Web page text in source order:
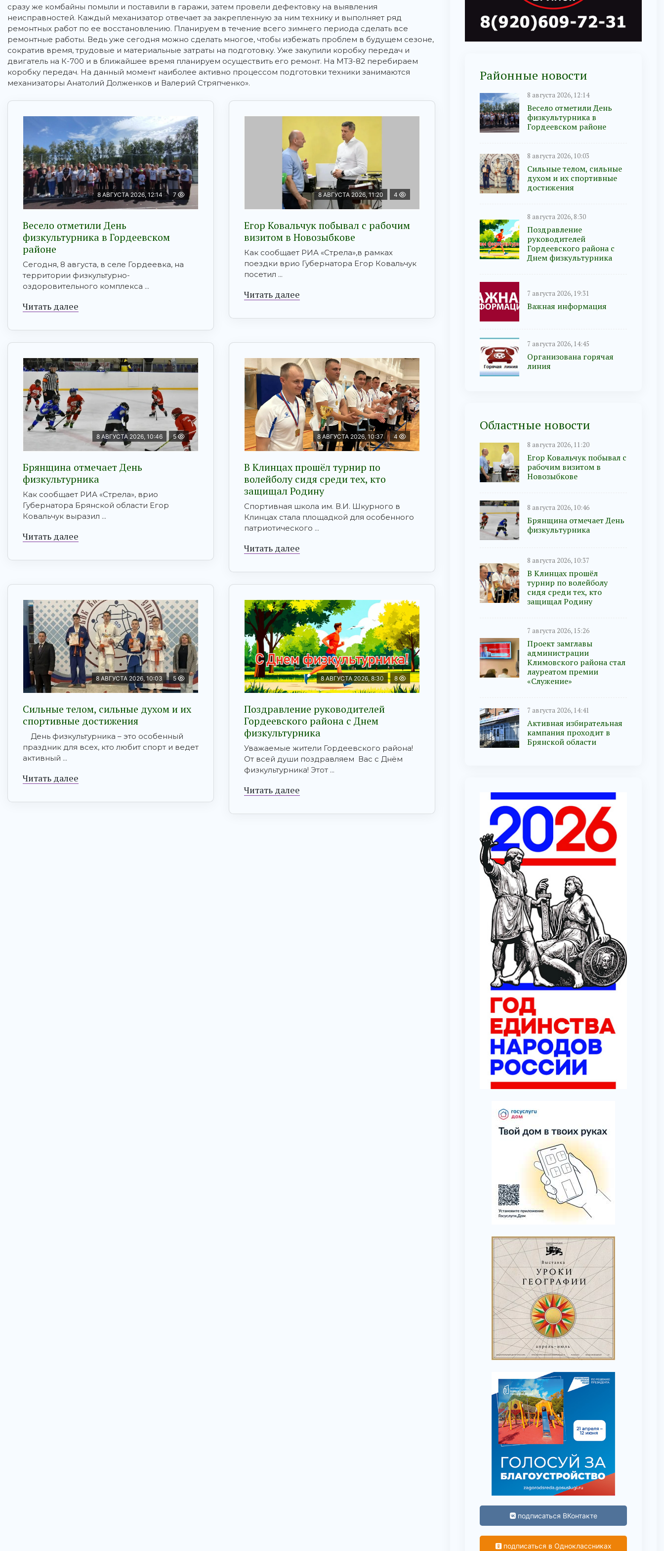
сразу же комбайны помыли и поставили в гаражи, затем провели дефектовку на выявления
неисправностей. Каждый механизатор отвечает за закрепленную за ним технику и выполняет ряд
ремонтных работ по ее восстановлению. Планируем в течение всего зимнего периода сделать все
ремонтные работы. Ведь уже сегодня можно сделать многое, чтобы избежать проблем в будущем сезоне,
сократив время, трудовые и материальные затраты на подготовку. Уже закупили коробку передач и
двигатель на К-700 и в ближайшее время планируем осуществить его ремонт. На МТЗ-82 перебираем
коробку передач. На данный момент наиболее активно процессом подготовки техники занимаются
механизаторы Анатолий Долженков и Валерий Стряпченко».
8 АВГУСТА 2026, 12:14 7
Весело отметили День
физкультурника в Гордеевском
районе
Сегодня, 8 августа, в селе Гордеевка, на
территории физкультурно-
оздоровительного комплекса ...
Читать далее
8 АВГУСТА 2026, 11:20 4
Егор Ковальчук побывал с рабочим
визитом в Новозыбкове
Как сообщает РИА «Стрела»,в рамках
поездки врио Губернатора Егор Ковальчук
посетил ...
Читать далее
8 АВГУСТА 2026, 10:46 5
Брянщина отмечает День
физкультурника
Как сообщает РИА «Стрела», врио
Губернатора Брянской области Егор
Ковальчук выразил ...
Читать далее
8 АВГУСТА 2026, 10:37 4
В Клинцах прошёл турнир по
волейболу сидя среди тех, кто
защищал Родину
Спортивная школа им. В.И. Шкурного в
Клинцах стала площадкой для особенного
патриотического ...
Читать далее
8 АВГУСТА 2026, 10:03 5
Сильные телом, сильные духом и их
спортивные достижения
День физкультурника – это особенный
праздник для всех, кто любит спорт и ведет
активный ...
Читать далее
8 АВГУСТА 2026, 8:30 8
Поздравление руководителей
Гордеевского района с Днем
физкультурника
Уважаемые жители Гордеевского района!
От всей души поздравляем Вас с Днём
физкультурника! Этот ...
Читать далее
Районные новости
8 августа 2026, 12:14
Весело отметили День
физкультурника в
Гордеевском районе
8 августа 2026, 10:03
Сильные телом, сильные
духом и их спортивные
достижения
8 августа 2026, 8:30
Поздравление
руководителей
Гордеевского района с
Днем физкультурника
7 августа 2026, 19:31
Важная информация
7 августа 2026, 14:45
Организована горячая
линия
Областные новости
8 августа 2026, 11:20
Егор Ковальчук побывал с
рабочим визитом в
Новозыбкове
8 августа 2026, 10:46
Брянщина отмечает День
физкультурника
8 августа 2026, 10:37
В Клинцах прошёл
турнир по волейболу
сидя среди тех, кто
защищал Родину
7 августа 2026, 15:26
Проект замглавы
администрации
Климовского района стал
лауреатом премии
«Служение»
7 августа 2026, 14:41
Активная избирательная
кампания проходит в
Брянской области
подписаться ВКонтакте
подписаться в Одноклассниках